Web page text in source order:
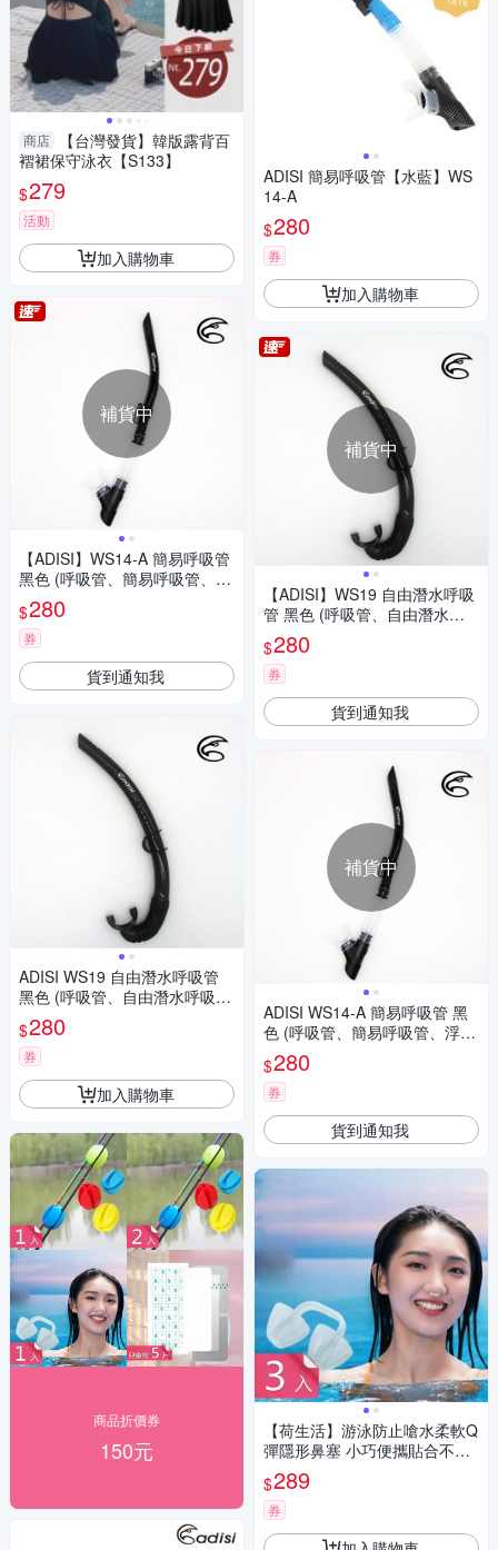
商店
【台灣發貨】韓版露背百
褶裙保守泳衣【S133】
$279
活動
加入購物車
補貨中
【ADISI】WS14-A 簡易呼吸管
黑色 (呼吸管、簡易呼吸管、浮
潛、面鏡配件)
$280
券
貨到通知我
ADISI WS19 自由潛水呼吸管
黑色 (呼吸管、自由潛水呼吸
管、浮潛、面鏡配件、自由潛
水)
$280
券
加入購物車
商品折價券
150元
ADISI 簡易呼吸管【水藍】WS
14-A
$280
券
加入購物車
補貨中
【ADISI】WS19 自由潛水呼吸
管 黑色 (呼吸管、自由潛水呼
吸管、浮潛、面鏡配件、自由
潛水)
$280
券
貨到通知我
補貨中
ADISI WS14-A 簡易呼吸管 黑
色 (呼吸管、簡易呼吸管、浮
潛、面鏡配件)
$280
券
貨到通知我
【荷生活】游泳防止嗆水柔軟Q
彈隱形鼻塞 小巧便攜貼合不漏
水U型矽膠鼻塞-3入組
$289
券